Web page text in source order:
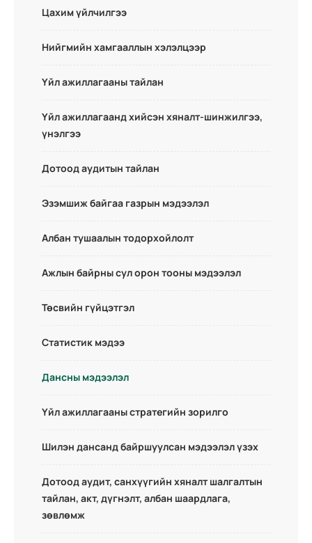
Цахим үйлчилгээ
Нийгмийн хамгааллын хэлэлцээр
Үйл ажиллагааны тайлан
Үйл ажиллагаанд хийсэн хяналт-шинжилгээ,
үнэлгээ
Дотоод аудитын тайлан
Эзэмшиж байгаа газрын мэдээлэл
Албан тушаалын тодорхойлолт
Ажлын байрны сул орон тооны мэдээлэл
Төсвийн гүйцэтгэл
Статистик мэдээ
Дансны мэдээлэл
Үйл ажиллагааны стратегийн зорилго
Шилэн дансанд байршуулсан мэдээлэл үзэх
Дотоод аудит, санхүүгийн хяналт шалгалтын
тайлан, акт, дүгнэлт, албан шаардлага,
зөвлөмж